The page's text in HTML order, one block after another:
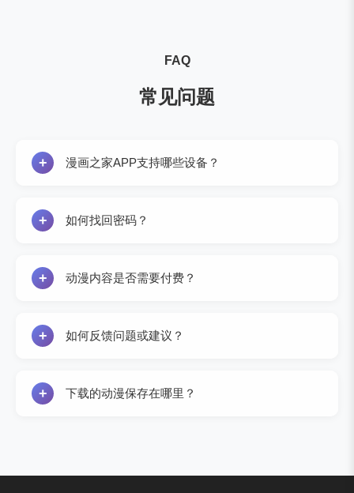
FAQ
常见问题
+ 漫画之家APP支持哪些设备？
及Android 5.0及以上版本的安卓设备。建议您使用最
新版本的系统以获得最佳体验。
+ 如何找回密码？
手机号或邮箱进行密码重置。如果您遇到问题，请联
系我们的客服团队寻求帮助。
+ 动漫内容是否需要付费？
新或独家内容可能需要VIP会员权限。我们会定期推出
免费阅读活动，敬请关注。
+ 如何反馈问题或建议？
也可以发送邮件至support@douman.com。我们的客
服团队会在24小时内回复您。
+ 下载的动漫保存在哪里？